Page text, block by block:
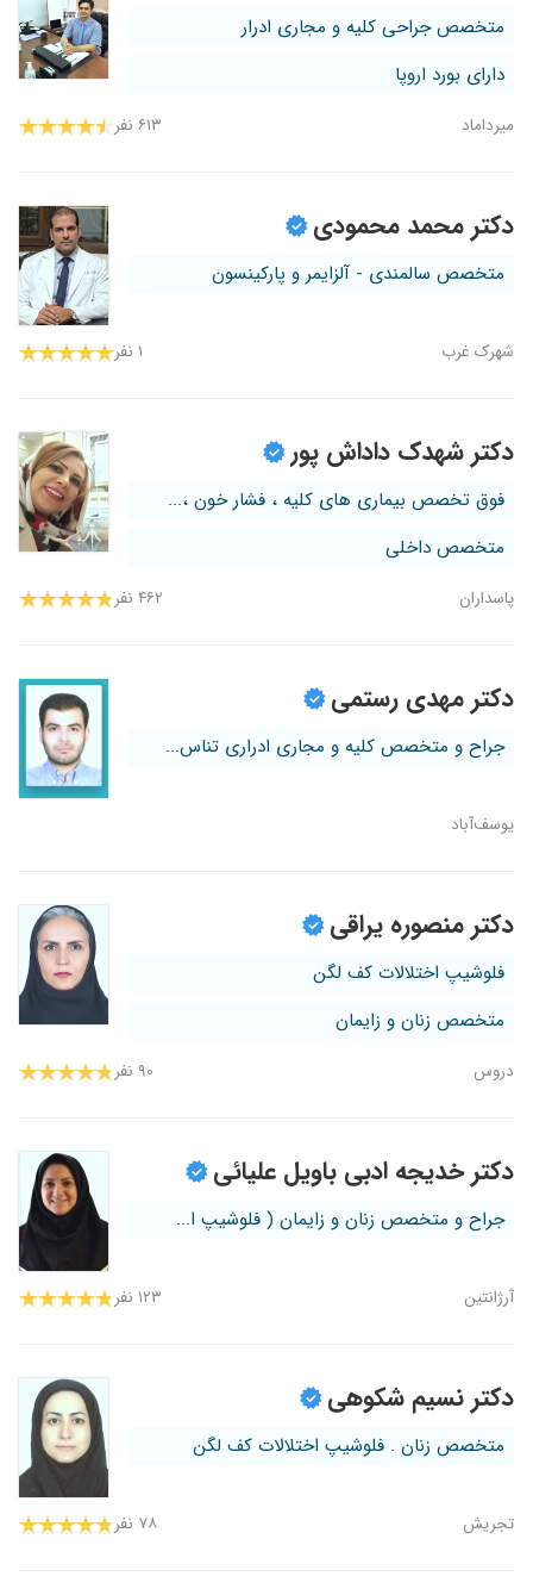
متخصص جراحی کلیه و مجاری ادرار
دارای بورد اروپا
میرداماد ۶۱۳ نفر
دکتر محمد محمودی
متخصص سالمندی - آلزایمر و پارکینسون
شهرک غرب ۱ نفر
دکتر شهدک داداش پور
فوق تخصص بیماری های کلیه ، فشار خون ،...
متخصص داخلی
پاسداران ۴۶۲ نفر
دکتر مهدی رستمی
جراح و متخصص کلیه و مجاری ادراری تناس...
یوسف‌آباد
دکتر منصوره یراقی
فلوشیپ اختلالات کف لگن
متخصص زنان و زایمان
دروس ۹۰ نفر
دکتر خدیجه ادبی باویل علیائی
جراح و متخصص زنان و زایمان ( فلوشیپ ا...
آرژانتین ۱۲۳ نفر
دکتر نسیم شکوهی
متخصص زنان . فلوشیپ اختلالات کف لگن
تجریش ۷۸ نفر